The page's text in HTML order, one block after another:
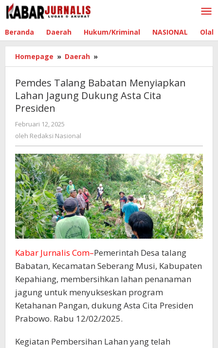
Lewati
ke
Beranda Daerah Hukum/Kriminal NASIONAL
Homepage » Daerah »
Talang
Babatan
Menyiapkan
Lahan
Presiden
Pemdes Talang Babatan Menyiapkan
Lahan Jagung Dukung Asta Cita
Presiden
Februari 12, 2025
Redaksi
oleh Redaksi Nasional
Kabar Jurnalis Com–Pemerintah Desa talang
Babatan, Kecamatan Seberang Musi, Kabupaten
Kepahiang, membersihkan lahan penanaman
jagung untuk menyukseskan program
Ketahanan Pangan, dukung Asta Cita Presiden
Prabowo. Rabu 12/02/2025.
Kegiatan Pembersihan Lahan yang telah